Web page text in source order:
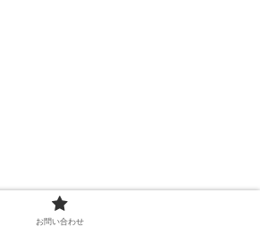
お問い合わせ